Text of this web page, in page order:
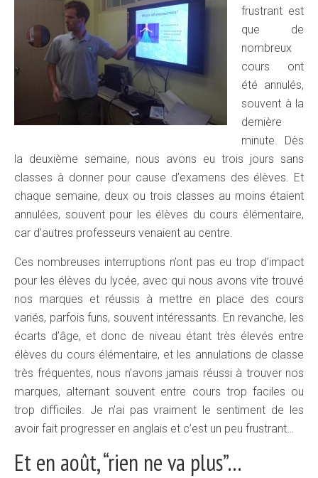
frustrant est
que de
nombreux
cours ont
été annulés,
souvent à la
dernière
minute. Dès
la deuxième semaine, nous avons eu trois jours sans
classes à donner pour cause d’examens des élèves. Et
chaque semaine, deux ou trois classes au moins étaient
annulées, souvent pour les élèves du cours élémentaire,
car d’autres professeurs venaient au centre.
Ces nombreuses interruptions n’ont pas eu trop d’impact
pour les élèves du lycée, avec qui nous avons vite trouvé
nos marques et réussis à mettre en place des cours
variés, parfois funs, souvent intéressants. En revanche, les
écarts d’âge, et donc de niveau étant très élevés entre
élèves du cours élémentaire, et les annulations de classe
très fréquentes, nous n’avons jamais réussi à trouver nos
marques, alternant souvent entre cours trop faciles ou
trop difficiles. Je n’ai pas vraiment le sentiment de les
avoir fait progresser en anglais et c’est un peu frustrant…
Et en août, “rien ne va plus”…